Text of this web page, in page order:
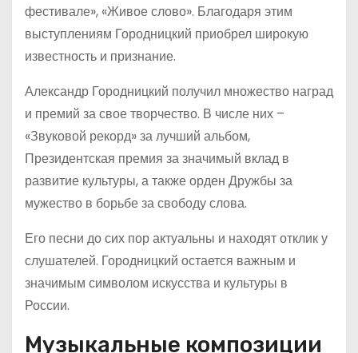
фестивале», «Живое слово». Благодаря этим
выступлениям Городницкий приобрел широкую
известность и признание.
Александр Городницкий получил множество наград
и премий за свое творчество. В числе них –
«Звуковой рекорд» за лучший альбом,
Президентская премия за значимый вклад в
развитие культуры, а также орден Дружбы за
мужество в борьбе за свободу слова.
Его песни до сих пор актуальны и находят отклик у
слушателей. Городницкий остается важным и
значимым символом искусства и культуры в
России.
Музыкальные композиции